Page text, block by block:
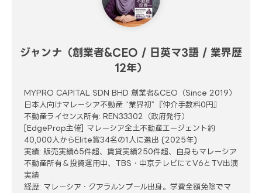
ジャンナ（創業者&CEO / 日英マ3語 / 業界歴
12年）
MYPRO CAPITAL SDN BHD 創業者&CEO（Since 2019）
日本人向けマレーシア不動産 “業界初”『仲介手数料0円』
不動産ライセンス所有: REN33302（政府発行）
[EdgeProp主催] マレーシア全土不動産エージェント約
40,000人からElite賞34名の1人に選出 (2025年)
実績: 販売実績65件超、賃貸実績250件超、自身もマレーシア
不動産所有＆投資運用中、TBS・中京テレビにてV6とTV出演
実績
経歴: マレーシア・クアラルンプール出身。学費全額免除でマ